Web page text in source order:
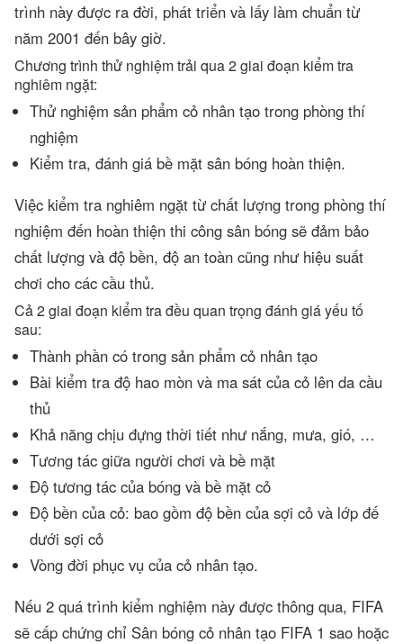
trình này được ra đời, phát triển và lấy làm chuẩn từ
năm 2001 đến bây giờ.
Chương trình thử nghiệm trải qua 2 giai đoạn kiểm tra
nghiêm ngặt:
Thử nghiệm sản phẩm cỏ nhân tạo trong phòng thí
nghiệm
Kiểm tra, đánh giá bề mặt sân bóng hoàn thiện.
Việc kiểm tra nghiêm ngặt từ chất lượng trong phòng thí
nghiệm đến hoàn thiện thi công sân bóng sẽ đảm bảo
chất lượng và độ bền, độ an toàn cũng như hiệu suất
chơi cho các cầu thủ.
Cả 2 giai đoạn kiểm tra đều quan trọng đánh giá yếu tố
sau:
Thành phần có trong sản phẩm cỏ nhân tạo
Bài kiểm tra độ hao mòn và ma sát của cỏ lên da cầu
thủ
Khả năng chịu đựng thời tiết như nắng, mưa, gió, …
Tương tác giữa người chơi và bề mặt
Độ tương tác của bóng và bề mặt cỏ
Độ bền của cỏ: bao gồm độ bền của sợi cỏ và lớp đế
dưới sợi cỏ
Vòng đời phục vụ của cỏ nhân tạo.
Nếu 2 quá trình kiểm nghiệm này được thông qua, FIFA
sẽ cấp chứng chỉ Sân bóng cỏ nhân tạo FIFA 1 sao hoặc